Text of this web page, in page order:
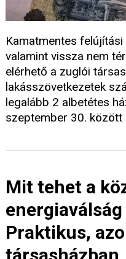
Kamatmentes
valamint vissza nem
elérhető a zuglói
lakásszövetkezetek
legalább 2 albetétes
szeptember 30. között
Mit tehet a
Praktikus,